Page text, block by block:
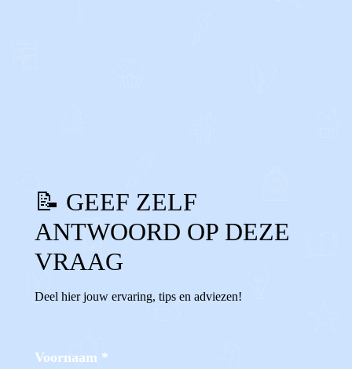
📝 GEEF ZELF
ANTWOORD OP DEZE
VRAAG
Deel hier jouw ervaring, tips en adviezen!
Voornaam *